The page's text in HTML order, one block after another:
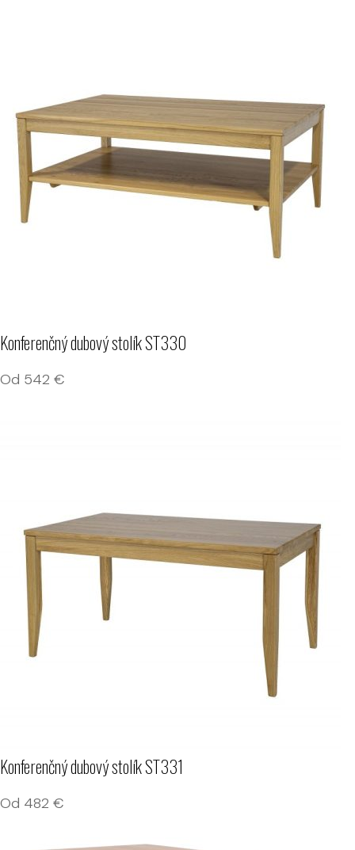
Konferenčný dubový stolík ST330
Od 542 €
Konferenčný dubový stolík ST331
Od 482 €